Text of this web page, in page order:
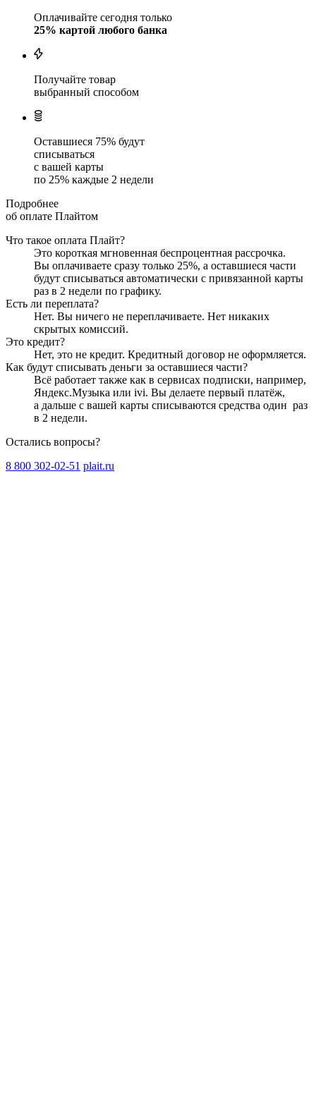
Оплачивайте сегодня только
25% картой любого банка
Получайте товар
выбранный способом
Оставшиеся 75% будут
списываться
с вашей карты
по 25% каждые 2 недели
Подробнее
об оплате Плайтом
Что такое оплата Плайт?
Это короткая мгновенная беспроцентная рассрочка.
Вы оплачиваете сразу только 25%, а оставшиеся части
будут списываться автоматически с привязанной карты
раз в 2 недели по графику.
Есть ли переплата?
Нет. Вы ничего не переплачиваете. Нет никаких
скрытых комиссий.
Это кредит?
Нет, это не кредит. Кредитный договор не оформляется.
Как будут списывать деньги за оставшиеся части?
Всё работает также как в сервисах подписки, например,
Яндекс.Музыка или ivi. Вы делаете первый платёж,
а дальше с вашей карты списываются средства один раз
в 2 недели.
Остались вопросы?
8 800 302-02-51 plait.ru